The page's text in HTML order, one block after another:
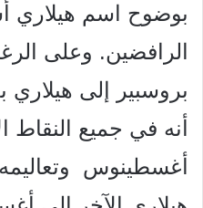
بوضوح اسم هيلاري
الرافضين. وعلى
بروسبير إلى هيلاري
أنه في جميع النقاط
أغسطينوس